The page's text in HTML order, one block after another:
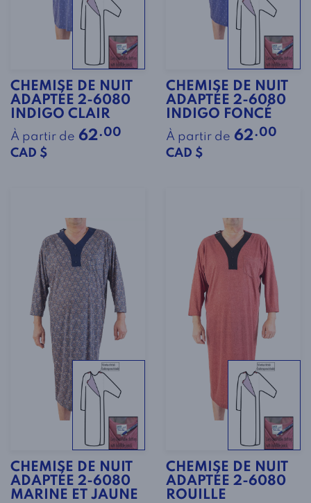
CHEMISE DE NUIT
ADAPTÉE 2-6080
INDIGO CLAIR
À partir de 62.00
CAD $
CHEMISE DE NUIT
ADAPTÉE 2-6080
INDIGO FONCÉ
À partir de 62.00
CAD $
CHEMISE DE NUIT
ADAPTÉE 2-6080
MARINE ET JAUNE
CHEMISE DE NUIT
ADAPTÉE 2-6080
ROUILLE